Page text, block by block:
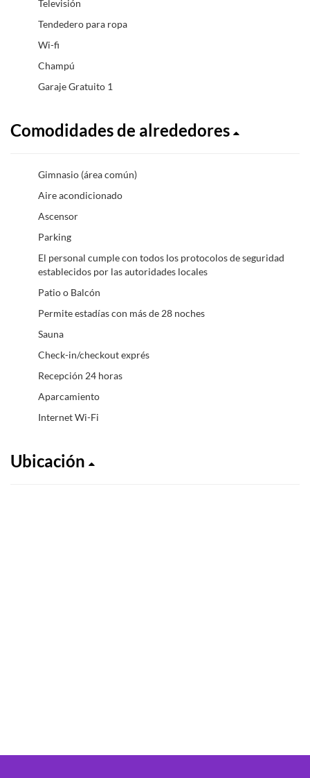
Televisión
Tendedero para ropa
Wi-fi
Champú
Garaje Gratuito 1
Comodidades de alrededores
Gimnasio (área común)
Aire acondicionado
Ascensor
Parking
El personal cumple con todos los protocolos de seguridad
establecidos por las autoridades locales
Patio o Balcón
Permite estadías con más de 28 noches
Sauna
Check-in/checkout exprés
Recepción 24 horas
Aparcamiento
Internet Wi-Fi
Ubicación